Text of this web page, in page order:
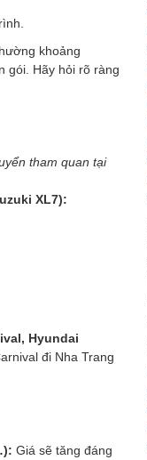
khoảng
gói. Hãy hỏi rõ ràng
tham quan tại
XL7):
Hyundai
đi Nha Trang
Giá sẽ tăng đáng